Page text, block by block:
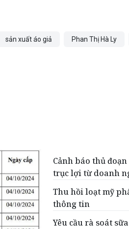
sản xuất áo giả Phan Thị Hà Ly
Cảnh báo thủ
trục lợi từ doanh
Thu hồi loạt mỹ
thông tin
Yêu cầu rà soát